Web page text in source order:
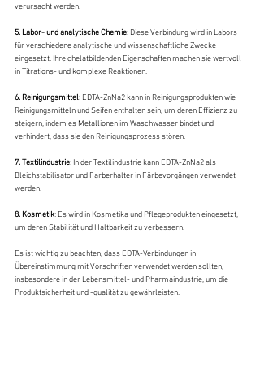
verursacht werden.
5. Labor- und analytische Chemie: Diese Verbindung wird in Labors
für verschiedene analytische und wissenschaftliche Zwecke
eingesetzt. Ihre chelatbildenden Eigenschaften machen sie wertvoll
in Titrations- und komplexe Reaktionen.
6. Reinigungsmittel: EDTA-ZnNa2 kann in Reinigungsprodukten wie
Reinigungsmitteln und Seifen enthalten sein, um deren Effizienz zu
steigern, indem es Metallionen im Waschwasser bindet und
verhindert, dass sie den Reinigungsprozess stören.
7. Textilindustrie: In der Textilindustrie kann EDTA-ZnNa2 als
Bleichstabilisator und Farberhalter in Färbevorgängen verwendet
werden.
8. Kosmetik: Es wird in Kosmetika und Pflegeprodukten eingesetzt,
um deren Stabilität und Haltbarkeit zu verbessern.
Es ist wichtig zu beachten, dass EDTA-Verbindungen in
Übereinstimmung mit Vorschriften verwendet werden sollten,
insbesondere in der Lebensmittel- und Pharmaindustrie, um die
Produktsicherheit und -qualität zu gewährleisten.